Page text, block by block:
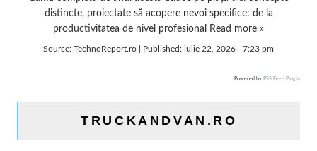
distincte, proiectate să acopere nevoi specifice: de la
productivitatea de nivel profesional
Read more »
Source: TechnoReport.ro Published: iulie 22, 2026 - 7:23 pm
Powered by RSS Feed Plugin
TRUCKANDVAN.RO